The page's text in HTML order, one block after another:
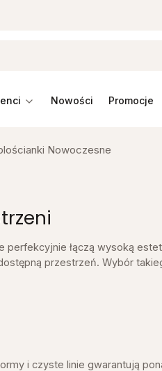
promocje
Nowoczesne
perfekcyjnie łączą wysoką
przestrzeń. Wybór
i czyste linie gwarantują